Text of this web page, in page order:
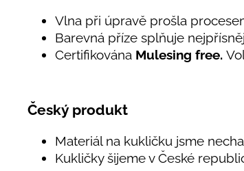
Vlna při úpravě prošla
Barevná příze splňuje
Certifikována Mulesing free.
Český produkt
Materiál na kukličku jsme
Kukličky šijeme v České